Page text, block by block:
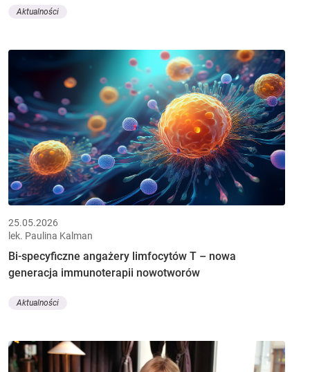
Aktualności
25.05.2026
lek. Paulina Kalman
Bi-specyficzne angażery limfocytów T – nowa
generacja immunoterapii nowotworów
Aktualności